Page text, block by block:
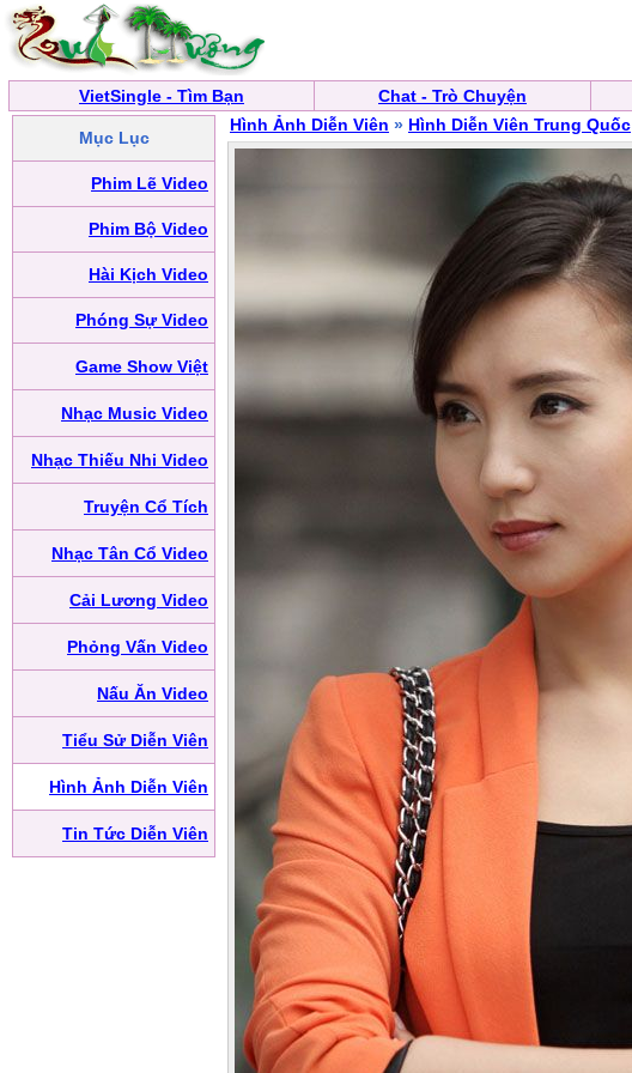
VietSingle - Tìm Bạn Chat - Trò Chuyện
Mục Lục
Phim Lẽ Video
Phim Bộ Video
Hài Kịch Video
Phóng Sự Video
Game Show Việt
Nhạc Music Video
Nhạc Thiếu Nhi Video
Truyện Cổ Tích
Nhạc Tân Cổ Video
Cải Lương Video
Phỏng Vấn Video
Nấu Ăn Video
Tiểu Sử Diễn Viên
Hình Ảnh Diễn Viên
Tin Tức Diễn Viên
Hình Ảnh Diễn Viên » Hình Diễn Viên Trung Quốc